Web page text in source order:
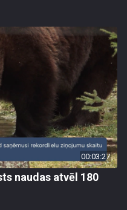
00:03:27
naudas atvēl 180